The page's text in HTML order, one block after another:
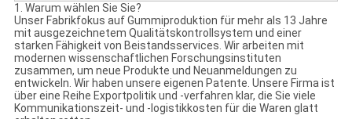
1. Warum wählen Sie Sie?
Unser Fabrikfokus auf Gummiproduktion für mehr als 13 Jahre
mit ausgezeichnetem Qualitätskontrollsystem und einer
starken Fähigkeit von Beistandsservices. Wir arbeiten mit
modernen wissenschaftlichen Forschungsinstituten
zusammen, um neue Produkte und Neuanmeldungen zu
entwickeln. Wir haben unsere eigenen Patente. Unsere Firma ist
über eine Reihe Exportpolitik und -verfahren klar, die Sie viele
Kommunikationszeit- und -logistikkosten für die Waren glatt